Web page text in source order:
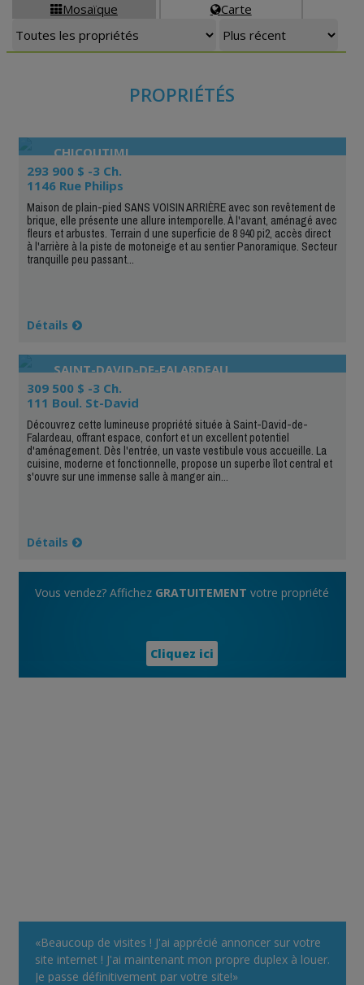
Mosaïque Carte
PROPRIÉTÉS
CHICOUTIMI
293 900 $ -3 Ch.
1146 Rue Philips
Maison de plain-pied SANS VOISIN ARRIÈRE avec son revêtement de
brique, elle présente une allure intemporelle. À l'avant, aménagé avec
fleurs et arbustes. Terrain d une superficie de 8 940 pi2, accès direct
à l'arrière à la piste de motoneige et au sentier Panoramique. Secteur
tranquille peu passant...
Détails
SAINT-DAVID-DE-FALARDEAU
309 500 $ -3 Ch.
111 Boul. St-David
Découvrez cette lumineuse propriété située à Saint-David-de-
Falardeau, offrant espace, confort et un excellent potentiel
d'aménagement. Dès l'entrée, un vaste vestibule vous accueille. La
cuisine, moderne et fonctionnelle, propose un superbe îlot central et
s'ouvre sur une immense salle à manger ain...
Détails
Vous vendez? Affichez GRATUITEMENT votre propriété
Cliquez ici
«Beaucoup de visites ! J'ai apprécié annoncer sur votre
site internet ! J'ai maintenant mon propre duplex à louer.
Je passe définitivement par votre site!»